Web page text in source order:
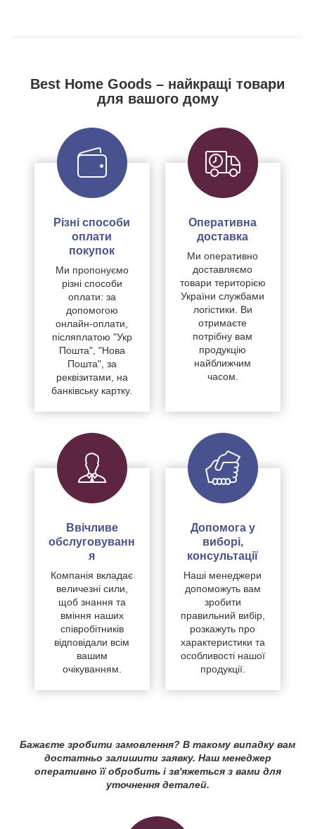
Best Home Goods – найкращі товари
для вашого дому
Різні способи
оплати
покупок
Ми пропонуємо
різні способи
оплати: за
допомогою
онлайн-оплати,
післяплатою "Укр
Пошта", "Нова
Пошта", за
реквізитами, на
банківську картку.
Оперативна
доставка
Ми оперативно
доставляємо
товари територією
України службами
логістики. Ви
отримаєте
потрібну вам
продукцію
найближчим
часом.
Ввічливе
обслуговуванн
я
Компанія вкладає
величезні сили,
щоб знання та
вміння наших
співробітників
відповідали всім
вашим
очікуванням.
Допомога у
виборі,
консультації
Наші менеджери
допоможуть вам
зробити
правильний вибір,
розкажуть про
характеристики та
особливості нашої
продукції.
Бажаєте зробити замовлення? В такому випадку вам
достатньо залишити заявку. Наш менеджер
оперативно її обробить і зв'яжеться з вами для
уточнення деталей.